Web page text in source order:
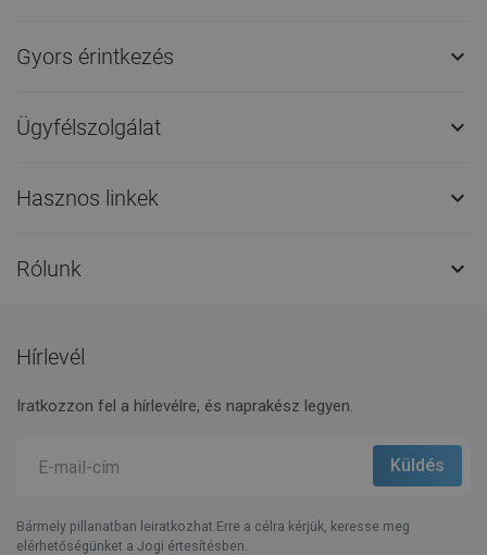
Gyors érintkezés 
Ügyfélszolgálat 
Hasznos linkek 
Rólunk 
Hírlevél
Iratkozzon fel a hírlevélre, és naprakész legyen.
Bármely pillanatban leiratkozhat.Erre a célra kérjük, keresse meg
elérhetőségünket a Jogi értesítésben.